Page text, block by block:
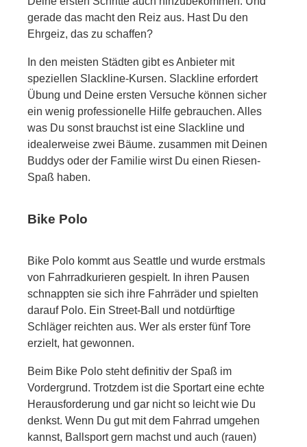
gerade das macht den Reiz aus. Hast Du den
Ehrgeiz, das zu schaffen?
In den meisten Städten gibt es Anbieter mit
speziellen Slackline-Kursen. Slackline erfordert
Übung und Deine ersten Versuche können sicher
ein wenig professionelle Hilfe gebrauchen. Alles
was Du sonst brauchst ist eine Slackline und
idealerweise zwei Bäume. zusammen mit Deinen
Buddys oder der Familie wirst Du einen Riesen-
Spaß haben.
Bike Polo
Bike Polo kommt aus Seattle und wurde erstmals
von Fahrradkurieren gespielt. In ihren Pausen
schnappten sie sich ihre Fahrräder und spielten
darauf Polo. Ein Street-Ball und notdürftige
Schläger reichten aus. Wer als erster fünf Tore
erzielt, hat gewonnen.
Beim Bike Polo steht definitiv der Spaß im
Vordergrund. Trotzdem ist die Sportart eine echte
Herausforderung und gar nicht so leicht wie Du
denkst. Wenn Du gut mit dem Fahrrad umgehen
kannst, Ballsport gern machst und auch (rauen)